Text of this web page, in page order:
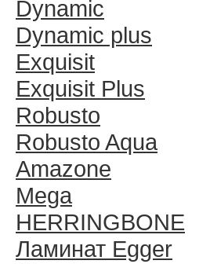
Dynamic
Dynamic plus
Exquisit
Exquisit Plus
Robusto
Robusto Aqua
Amazone
Mega
HERRINGBONE
Ламинат Egger